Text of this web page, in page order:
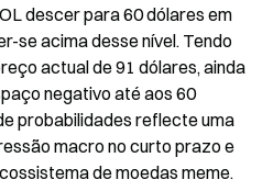
descer para 60 dólares em
se acima desse nível. Tendo
actual de 91 dólares, ainda
negativo até aos 60
probabilidades reflecte uma
macro no curto prazo e
de moedas meme.